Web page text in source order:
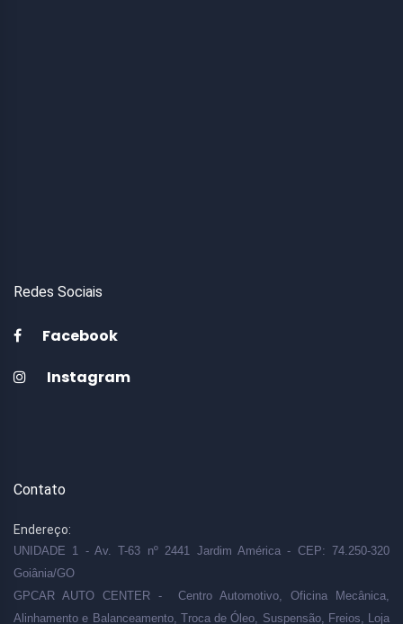
Redes Sociais
Facebook
Instagram
Contato
Endereço:
UNIDADE 1 - Av. T-63 nº 2441 Jardim América - CEP: 74.250-320
Goiânia/GO
GPCAR AUTO CENTER - Centro Automotivo, Oficina Mecânica,
Alinhamento e Balanceamento, Troca de Óleo, Suspensão, Freios, Loja